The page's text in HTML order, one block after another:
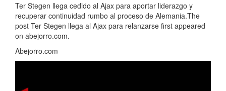
Ter Stegen llega cedido al Ajax para aportar liderazgo y
recuperar continuidad rumbo al proceso de Alemania.The
post Ter Stegen llega al Ajax para relanzarse first appeared
on abejorro.com.
Abejorro.com